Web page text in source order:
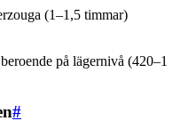
(1–1,5 timmar)
på lägernivå (420–1
#